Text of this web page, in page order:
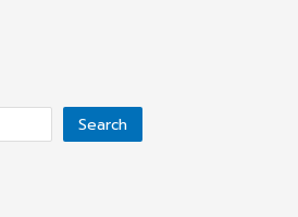
Search